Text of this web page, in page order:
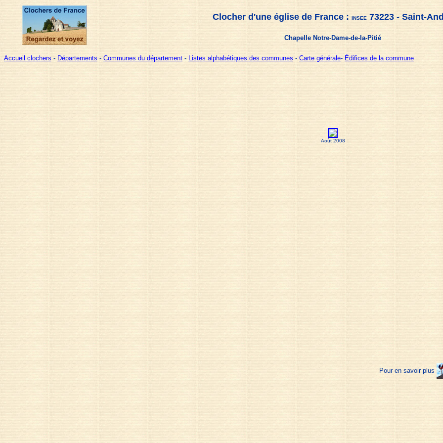
Clocher d'une église de France : INSEE 73223 - Saint-
Chapelle Notre-Dame-de-la-Pitié
Accueil clochers - Départements - Communes du département - Listes alphabétiques des communes - Carte générale- Édifices de la commune
Août 2008
Pour en savoir plus